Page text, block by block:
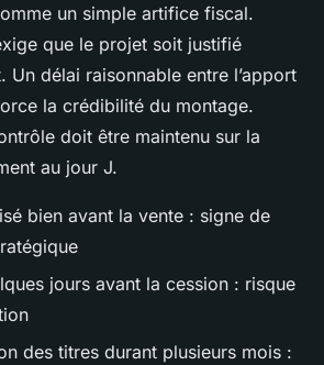
un simple artifice fiscal.
que le projet soit justifié
Un délai raisonnable entre l’apport
la crédibilité du montage.
doit être maintenu sur la
au jour J.
bien avant la vente : signe de
jours avant la cession : risque
des titres durant plusieurs mois :